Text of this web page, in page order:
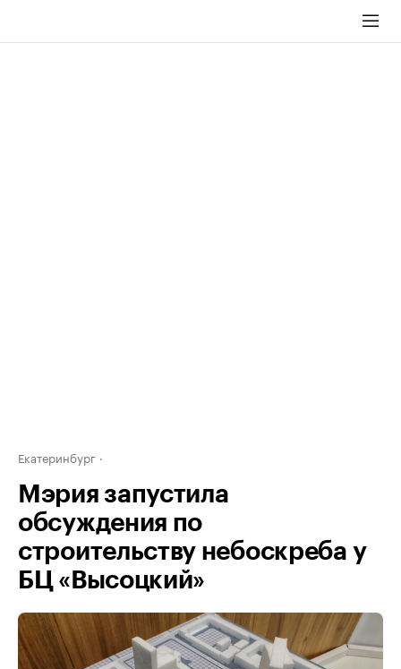
Екатеринбург
Мэрия запустила
обсуждения по
строительству небоскреба у
БЦ «Высоцкий»